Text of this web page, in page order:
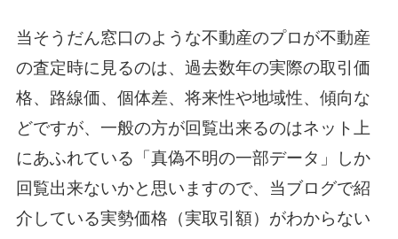
当そうだん窓口のような不動産のプロが不動産
の査定時に見るのは、過去数年の実際の取引価
格、路線価、個体差、将来性や地域性、傾向な
どですが、一般の方が回覧出来るのはネット上
にあふれている「真偽不明の一部データ」しか
回覧出来ないかと思いますので、当ブログで紹
介している実勢価格（実取引額）がわからない